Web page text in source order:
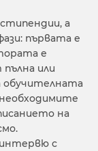
а
първата е
е
или
обучителната
на
с